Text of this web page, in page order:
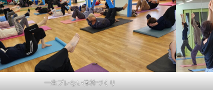
一生ブレない体幹づくり